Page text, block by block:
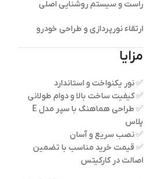
راست و سیستم روشنایی اصلی
ارتقاء نورپردازی و طراحی خودرو
مزایا
✅ نور یکنواخت و استاندارد
✅ کیفیت ساخت بالا و دوام طولانی
✅ طراحی هماهنگ با سپر مدل E
پلاس
✅ نصب سریع و آسان
✅ قیمت خرید مناسب با تضمین
اصالت در کارکیتس